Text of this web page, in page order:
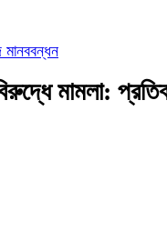
মানববন্ধন
মামলা: